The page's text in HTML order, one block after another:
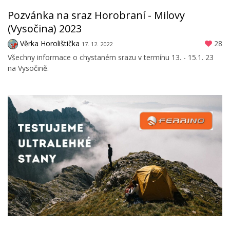
Pozvánka na sraz Horobraní - Milovy
(Vysočina) 2023
Věrka Horolištička 17. 12. 2022
28
Všechny informace o chystaném srazu v termínu 13. - 15.1. 23
na Vysočině.